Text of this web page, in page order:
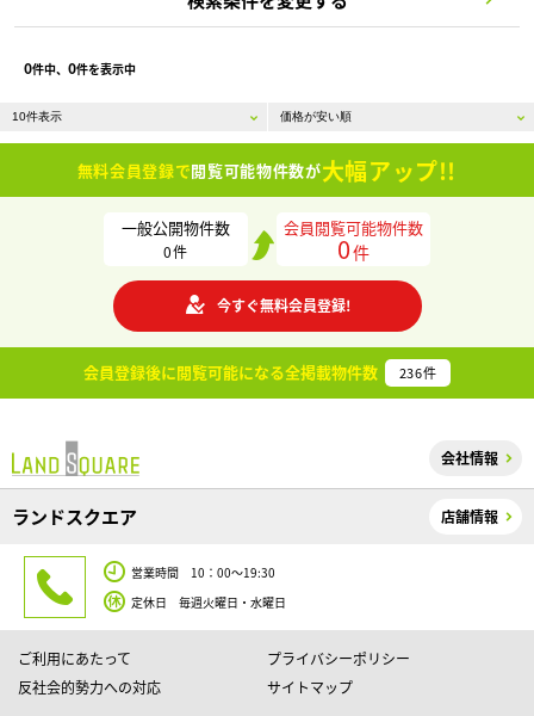
0件中、 0件を表示中
無料会員登録で閲覧可能物件数が大幅アップ!!
一般公開物件数
0件
会員閲覧可能物件数
0件
今すぐ無料会員登録!
会員登録後に閲覧可能になる全掲載物件数 236件
会社情報
ランドスクエア 店舗情報
営業時間 10：00～19:30
定休日 毎週火曜日・水曜日
ご利用にあたって
プライバシーポリシー
反社会的勢力への対応
サイトマップ